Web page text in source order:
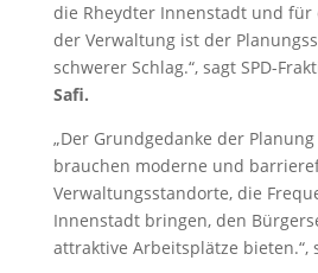
die Rheydter Innenstadt und für
der Verwaltung ist der
schwerer Schlag.“, sagt SPD-
Safi.
„Der Grundgedanke der
brauchen moderne und
Verwaltungsstandorte, die
Innenstadt bringen, den
attraktive Arbeitsplätze bieten.“,